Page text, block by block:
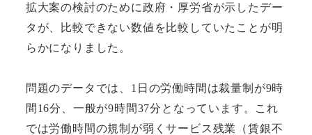
拡大案の検討のために政府・厚労省が示したデー
タが、比較できない数値を比較していたことが明
らかになりました。
問題のデータでは、1日の労働時間は裁量制が9時
間16分、一般が9時間37分となっています。これ
では労働時間の規制が弱くサービス残業（賃銀不